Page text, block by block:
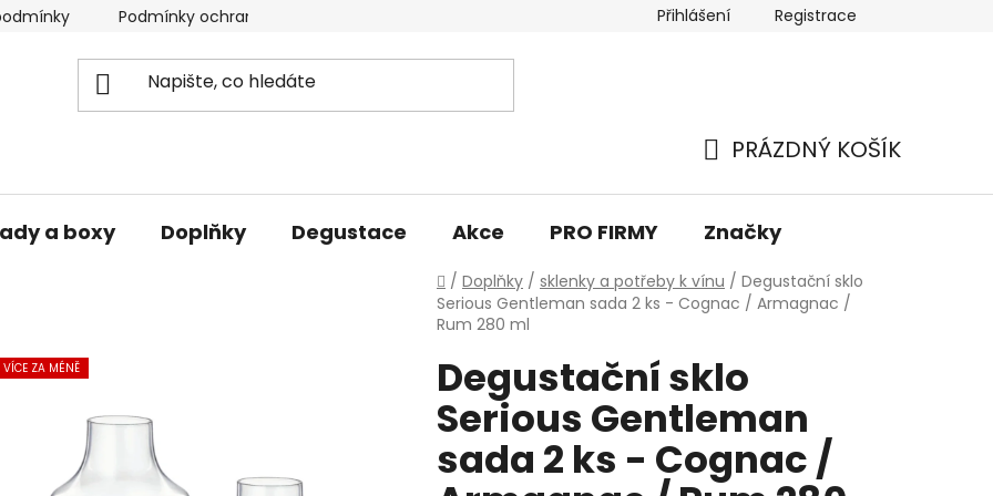
Podmínky ochrany osobních údajů Přihlášení Registrace
KOŠÍK
PRÁZDNÝ KOŠÍK
a boxy Doplňky Degustace Akce PRO FIRMY Značky
Domů
/ Doplňky / sklenky a potřeby k vínu / Degustační sklo
Serious Gentleman sada 2 ks - Cognac / Armagnac /
Rum 280 ml
Degustační sklo
Serious Gentleman
sada 2 ks - Cognac /
VÍCE ZA MÉNĚ